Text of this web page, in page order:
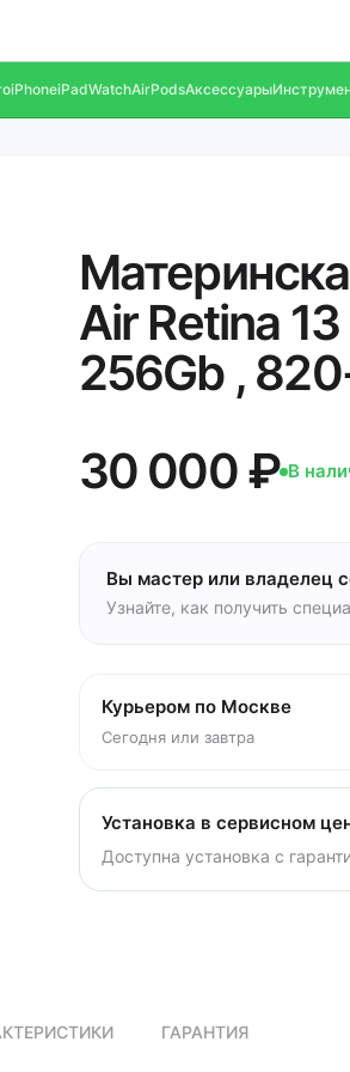
iPhoneiPadWatchAirPodsАксессуары
Air Retina
256Gb ,
30 000 ₽ В
Вы мастер или владелец
Узнайте, как получить
Курьером по Москве
Сегодня или завтра
Установка в сервисном
Доступна установка с
ГАРАНТИЯ